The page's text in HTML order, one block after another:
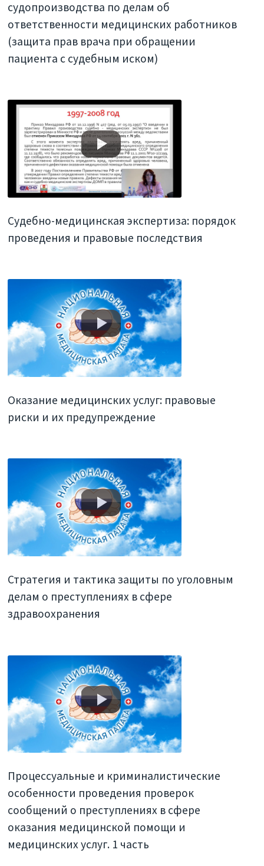
судопроизводства по делам об
ответственности медицинских работников
(защита прав врача при обращении
пациента с судебным иском)
Судебно-медицинская экспертиза: порядок
проведения и правовые последствия
Оказание медицинских услуг: правовые
риски и их предупреждение
Стратегия и тактика защиты по уголовным
делам о преступлениях в сфере
здравоохранения
Процессуальные и криминалистические
особенности проведения проверок
сообщений о преступлениях в сфере
оказания медицинской помощи и
медицинских услуг. 1 часть